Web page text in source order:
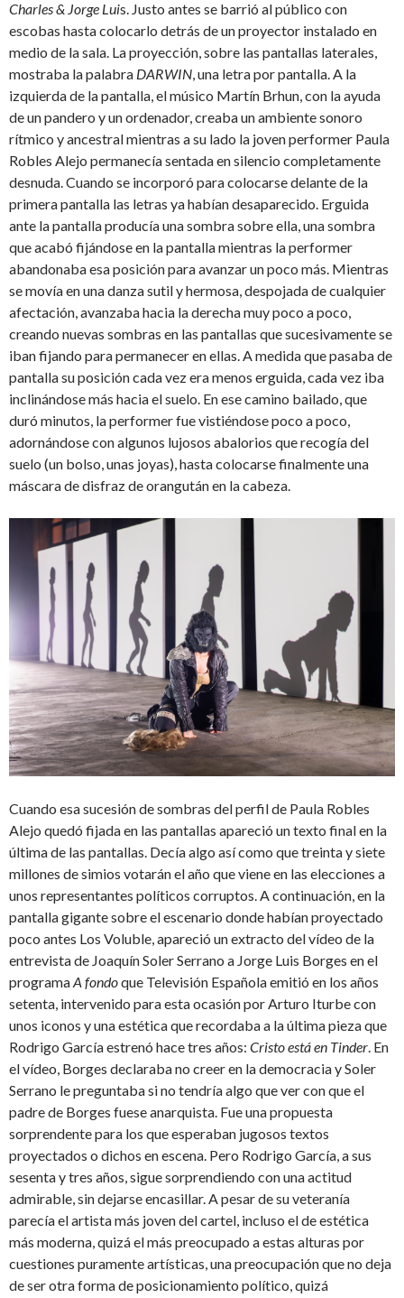
Charles & Jorge Luis. Justo antes se barrió al público con
escobas hasta colocarlo detrás de un proyector instalado en
medio de la sala. La proyección, sobre las pantallas laterales,
mostraba la palabra DARWIN, una letra por pantalla. A la
izquierda de la pantalla, el músico Martín Brhun, con la ayuda
de un pandero y un ordenador, creaba un ambiente sonoro
rítmico y ancestral mientras a su lado la joven performer Paula
Robles Alejo permanecía sentada en silencio completamente
desnuda. Cuando se incorporó para colocarse delante de la
primera pantalla las letras ya habían desaparecido. Erguida
ante la pantalla producía una sombra sobre ella, una sombra
que acabó fijándose en la pantalla mientras la performer
abandonaba esa posición para avanzar un poco más. Mientras
se movía en una danza sutil y hermosa, despojada de cualquier
afectación, avanzaba hacia la derecha muy poco a poco,
creando nuevas sombras en las pantallas que sucesivamente se
iban fijando para permanecer en ellas. A medida que pasaba de
pantalla su posición cada vez era menos erguida, cada vez iba
inclinándose más hacia el suelo. En ese camino bailado, que
duró minutos, la performer fue vistiéndose poco a poco,
adornándose con algunos lujosos abalorios que recogía del
suelo (un bolso, unas joyas), hasta colocarse finalmente una
máscara de disfraz de orangután en la cabeza.
Cuando esa sucesión de sombras del perfil de Paula Robles
Alejo quedó fijada en las pantallas apareció un texto final en la
última de las pantallas. Decía algo así como que treinta y siete
millones de simios votarán el año que viene en las elecciones a
unos representantes políticos corruptos. A continuación, en la
pantalla gigante sobre el escenario donde habían proyectado
poco antes Los Voluble, apareció un extracto del vídeo de la
entrevista de Joaquín Soler Serrano a Jorge Luis Borges en el
programaA fondoque Televisión Española emitió en los años
setenta, intervenido para esta ocasión por Arturo Iturbe con
unos iconos y una estética que recordaba a la última pieza que
Rodrigo García estrenó hace tres años: Cristo está en Tinder. En
el vídeo, Borges declaraba no creer en la democracia y Soler
Serrano le preguntaba si no tendría algo que ver con que el
padre de Borges fuese anarquista. Fue una propuesta
sorprendente para los que esperaban jugosos textos
proyectados o dichos en escena. Pero Rodrigo García, a sus
sesenta y tres años, sigue sorprendiendo con una actitud
admirable, sin dejarse encasillar. A pesar de su veteranía
parecía el artista más joven del cartel, incluso el de estética
más moderna, quizá el más preocupado a estas alturas por
cuestiones puramente artísticas, una preocupación que no deja
de ser otra forma de posicionamiento político, quizá